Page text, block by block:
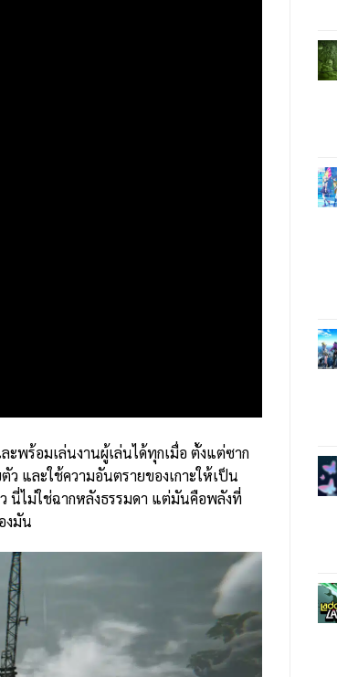
ะพร้อมเล่นงานผู้เล่นได้ทุกเมื่อ ตั้งแต่ซาก
และใช้ความอันตรายของเกาะให้เป็น
นี่ไม่ใช่ฉากหลังธรรมดา แต่มันคือพลังที่
งมัน